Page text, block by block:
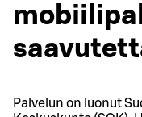
Palvelun on luonut